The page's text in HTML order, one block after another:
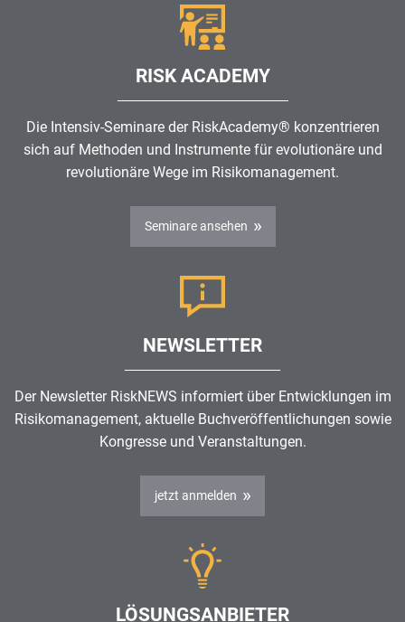
RISK ACADEMY
Die Intensiv-Seminare der RiskAcademy® konzentrieren
sich auf Methoden und Instrumente für evolutionäre und
revolutionäre Wege im Risikomanagement.
Seminare ansehen
NEWSLETTER
Der Newsletter RiskNEWS informiert über Entwicklungen im
Risikomanagement, aktuelle Buchveröffentlichungen sowie
Kongresse und Veranstaltungen.
jetzt anmelden
LÖSUNGSANBIETER